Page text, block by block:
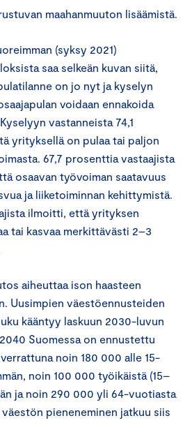
maahanmuuton lisäämistä.
(syksy 2021)
saa selkeän kuvan siitä,
on jo nyt ja kyselyn
voidaan ennakoida
vastanneista 74,1
yrityksellä on pulaa tai paljon
67,7 prosenttia vastaajista
osaavan työvoiman saatavuus
ja liiketoiminnan kehittymistä.
ilmoitti, että yrityksen
tai kasvaa merkittävästi 2–3
aiheuttaa ison haasteen
Uusimpien väestöennusteiden
kääntyy laskuun 2030-luvun
Suomessa on ennustettu
noin 180 000 alle 15-
noin 100 000 työikäistä (15–
ja noin 290 000 yli 64-vuotiasta
väestön pieneneminen jatkuu siis